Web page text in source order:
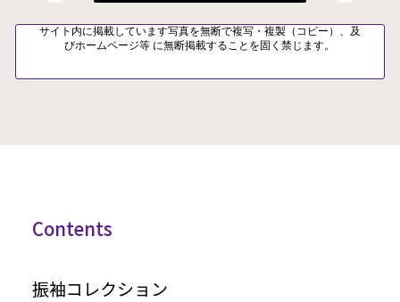
サイト内に掲載しています写真を無断で複写・複製（コピー）、及
びホームページ等 に無断掲載することを固く禁じます。
Contents
振袖コレクション